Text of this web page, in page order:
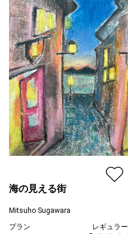
海の見える街
Mitsuho Sugawara
プラン
レギュラー